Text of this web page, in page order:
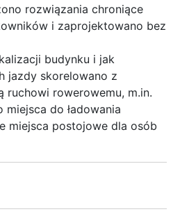
rozwiązania chroniące
i zaprojektowano bez
budynku i jak
jazdy skorelowano z
ruchowi rowerowemu, m.in.
do ładowania
miejsca postojowe dla osób